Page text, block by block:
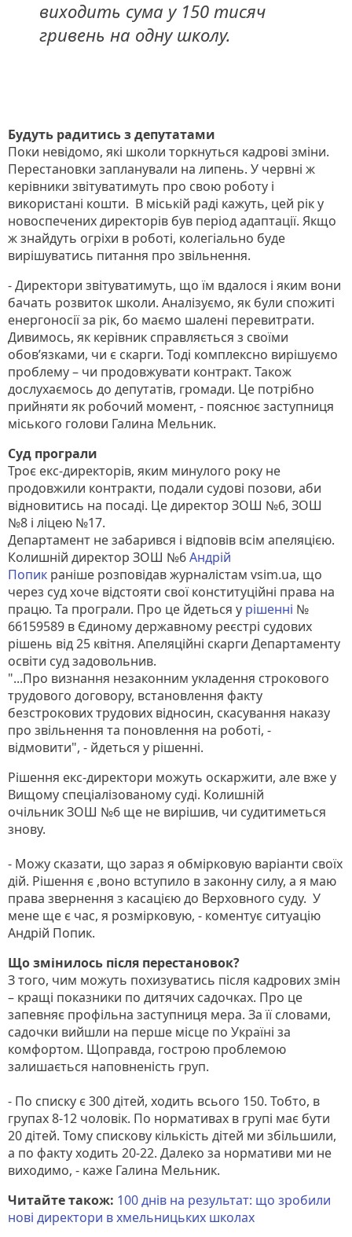
виходить сума у 150 тисяч
гривень на одну школу.
Будуть радитись з депутатами
Поки невідомо, які школи торкнуться кадрові зміни.
Перестановки запланували на липень. У червні ж
керівники звітуватимуть про свою роботу і
використані кошти. В міській раді кажуть, цей рік у
новоспечених директорів був період адаптації. Якщо
ж знайдуть огріхи в роботі, колегіально буде
вирішуватись питання про звільнення.
- Директори звітуватимуть, що їм вдалося і яким вони
бачать розвиток школи. Аналізуємо, як були спожиті
енергоносії за рік, бо маємо шалені перевитрати.
Дивимось, як керівник справляється з своїми
обов’язками, чи є скарги. Тоді комплексно вирішуємо
проблему – чи продовжувати контракт. Також
дослухаємось до депутатів, громади. Це потрібно
прийняти як робочий момент, - пояснює заступниця
міського голови Галина Мельник.
Суд програли
Троє екс-директорів, яким минулого року не
продовжили контракти, подали судові позови, аби
відновитись на посаді. Це директор ЗОШ №6, ЗОШ
№8 і ліцею №17.
Департамент не забарився і відповів всім апеляцією.
Колишній директор ЗОШ №6Андрій
Попик раніше розповідав журналістам vsim.ua, що
через суд хоче відстояти свої конституційні права на
працю. Та програли. Про це йдеться у рішенні №
66159589 в Єдиному державному реєстрі судових
рішень від 25 квітня. Апеляційні скарги Департаменту
освіти суд задовольнив.
"...Про визнання незаконним укладення строкового
трудового договору, встановлення факту
безстрокових трудових відносин, скасування наказу
про звільнення та поновлення на роботі, -
відмовити", - йдеться у рішенні.
Рішення екс-директори можуть оскаржити, але вже у
Вищому спеціалізованому суді. Колишній
очільник ЗОШ №6 ще не вирішив, чи судитиметься
знову.
- Можу сказати, що зараз я обмірковую варіанти своїх
дій. Рішення є ,воно вступило в законну силу, а я маю
права звернення з касацією до Верховного суду. У
мене ще є час, я розмірковую, - коментує ситуацію
Андрій Попик.
Що змінилось після перестановок?
З того, чим можуть похизуватись після кадрових змін
– кращі показники по дитячих садочках. Про це
запевняє профільна заступниця мера. За її словами,
садочки вийшли на перше місце по Україні за
комфортом. Щоправда, гострою проблемою
залишається наповненість груп.
- По списку є 300 дітей, ходить всього 150. Тобто, в
групах 8-12 чоловік. По нормативах в групі має бути
20 дітей. Тому спискову кількість дітей ми збільшили,
а по факту ходить 20-22. Далеко за нормативи ми не
виходимо, - каже Галина Мельник.
Читайте також: 100 днів на результат: що зробили
нові директори в хмельницьких школах